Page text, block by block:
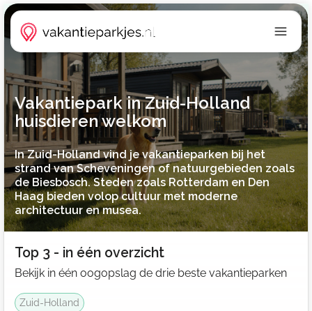
Vakantiepark in Zuid-Holland
huisdieren welkom
In Zuid-Holland vind je vakantieparken bij het
strand van Scheveningen of natuurgebieden zoals
de Biesbosch. Steden zoals Rotterdam en Den
Haag bieden volop cultuur met moderne
architectuur en musea.
Top 3 - in één overzicht
Bekijk in één oogopslag de drie beste vakantieparken
Zuid-Holland